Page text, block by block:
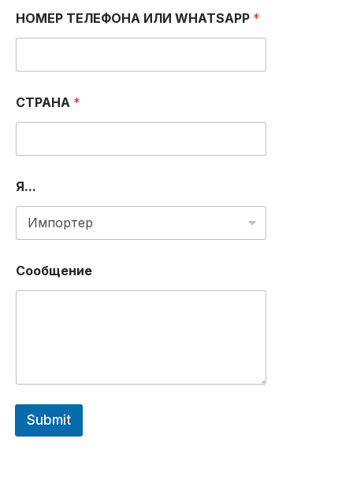
НОМЕР ТЕЛЕФОНА ИЛИ WHATSAPP *
СТРАНА *
Я...
Сообщение
Submit